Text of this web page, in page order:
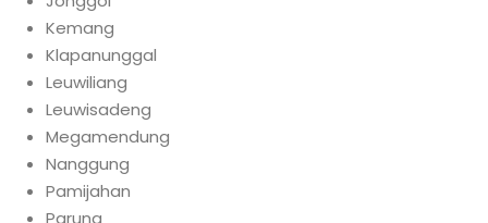
Kemang
Klapanunggal
Leuwiliang
Leuwisadeng
Megamendung
Nanggung
Pamijahan
Parung